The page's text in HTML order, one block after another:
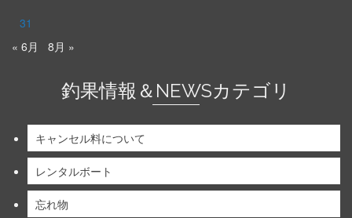
31
« 6月
8月 »
釣果情報＆NEWSカテゴリ
キャンセル料について
レンタルボート
忘れ物